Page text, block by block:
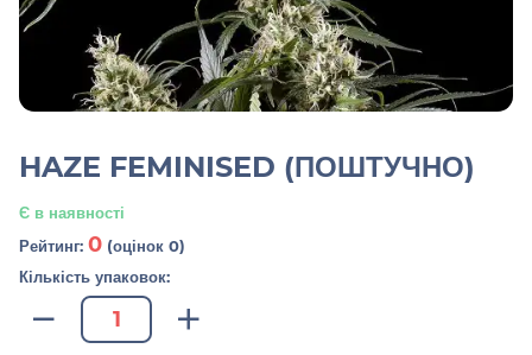
HAZE FEMINISED (ПОШТУЧНО)
Є в наявності
Рейтинг: 0 (оцінок 0)
Кількість упаковок: